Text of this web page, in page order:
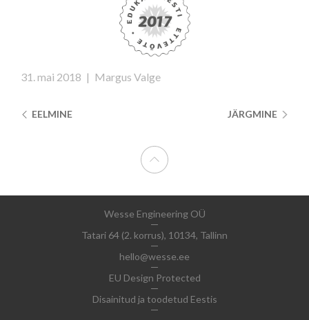
31. mai 2018 | Margus Valge
JÄRGMINE
EELMINE
Wesse Engineering OÜ
Tatari 64 (2. korrus), 10134, Tallinn
hello@wesse.ee
EU Design Protected
Disainitud ja toodetud Eestis